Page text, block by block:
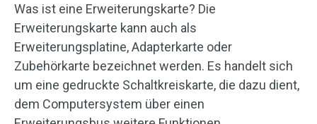
Was ist eine Erweiterungskarte? Die
Erweiterungskarte kann auch als
Erweiterungsplatine, Adapterkarte oder
Zubehörkarte bezeichnet werden. Es handelt sich
um eine gedruckte Schaltkreiskarte, die dazu dient,
dem Computersystem über einen